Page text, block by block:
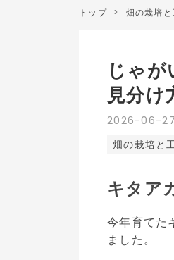
トップ > 畑の栽培と
2026-06-27
じゃ
見分け
畑の栽培と
キタア
今年育てた
ました。